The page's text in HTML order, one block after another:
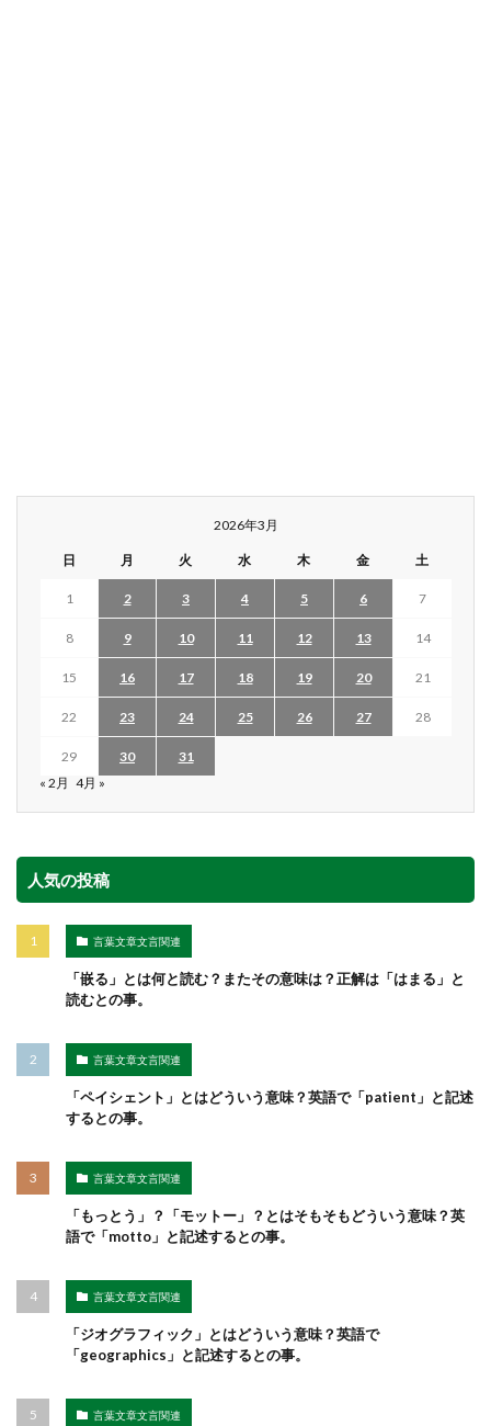
2026年3月
日 月 火 水 木 金 土
1 2 3 4 5 6 7
8 9 10 11 12 13 14
15 16 17 18 19 20 21
22 23 24 25 26 27 28
29 30
31
« 2月 4月 »
人気の投稿
言葉文章文言関連
「嵌る」とは何と読む？またその意味は？正解は「はまる」と
読むとの事。
言葉文章文言関連
「ペイシェント」とはどういう意味？英語で「patient」と記述
するとの事。
言葉文章文言関連
「もっとう」？「モットー」？とはそもそもどういう意味？英
語で「motto」と記述するとの事。
言葉文章文言関連
「ジオグラフィック」とはどういう意味？英語で
「geographics」と記述するとの事。
言葉文章文言関連